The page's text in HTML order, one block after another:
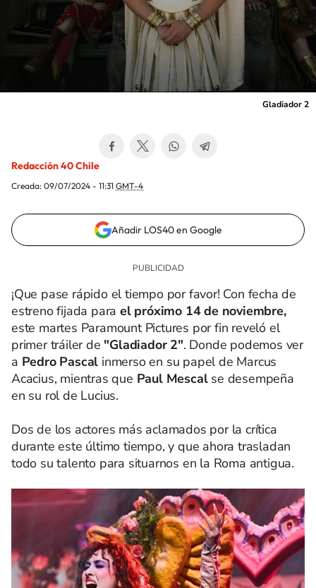
Gladiador 2
Redacción 40 Chile
Creada: 09/07/2024 - 11:31 GMT-4
Añadir LOS40 en Google
¡Que pase rápido el tiempo por favor! Con fecha de
estreno fijada parael próximo 14 de noviembre,
este martes Paramount Pictures por fin reveló el
primer tráiler de "Gladiador 2". Donde podemos ver
a Pedro Pascal inmerso en su papel de Marcus
Acacius, mientras que Paul Mescal se desempeña
en su rol de Lucius.
Dos de los actores más aclamados por la crítica
durante este último tiempo, y que ahora trasladan
todo su talento para situarnos en la Roma antigua.